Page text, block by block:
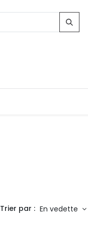
Trier par : En vedette